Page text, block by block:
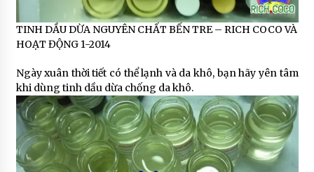
TINH DẦU DỪA NGUYÊN CHẤT BẾN TRE – RICH COCO VÀ
HOẠT ĐỘNG 1-2014
Ngày xuân thời tiết có thể lạnh và da khô, bạn hãy yên tâm
khi dùng tinh dầu dừa chống da khô.